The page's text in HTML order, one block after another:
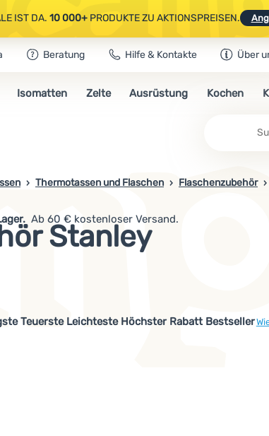
IST DA. 10 000+PRODUKTE ZU AKTIONSPREISEN.
CAMPING- & WANDERAUSRÜSTUNG.CODE OUT10
IST DA.10 000+PRODUKTE ZU AKTIONSPREISEN.
Beratung Hilfe & Kontakte Über
Isomatten Zelte Ausrüstung Kochen
Thermotassen und Flaschen Flaschenzubehör
Stanley
Ab 60 € kostenloser Versand.
Teuerste Leichteste Höchster Rabatt Bestseller